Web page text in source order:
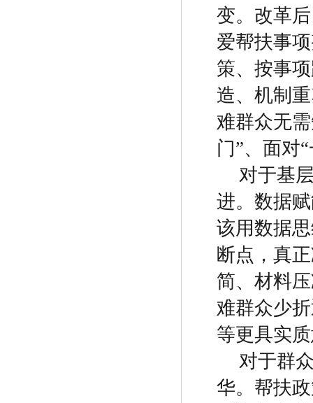
变。 改革
爱帮扶事
策、按事
造、机制
难群众无
门”、面对“
对于基
进。 数据
该用数据
断点，真
简、材料
难群众少
等更具实
对于群
华。 帮扶